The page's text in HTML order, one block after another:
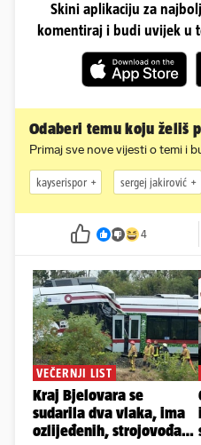
Skini aplikaciju za
komentiraj i budi uvijek u
Odaberi temu koju želiš
Primaj sve nove vijesti o temi i
kayserispor sergej jakirović
4